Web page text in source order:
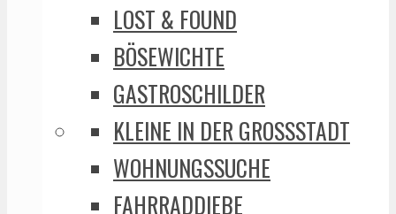
LOST & FOUND
BÖSEWICHTE
GASTROSCHILDER
KLEINE IN DER GROSSSTADT
WOHNUNGSSUCHE
FAHRRADDIEBE